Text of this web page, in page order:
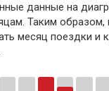
данные на
Таким
месяц поездки и